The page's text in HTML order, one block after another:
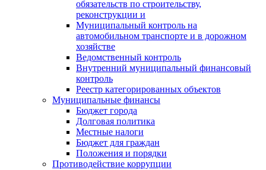
обязательств по строительству,
реконструкции и
Муниципальный контроль на
автомобильном транспорте и в дорожном
хозяйстве
Ведомственный контроль
Внутренний муниципальный финансовый
контроль
Реестр категорированных объектов
Муниципальные финансы
Бюджет города
Долговая политика
Местные налоги
Бюджет для граждан
Положения и порядки
Противодействие коррупции